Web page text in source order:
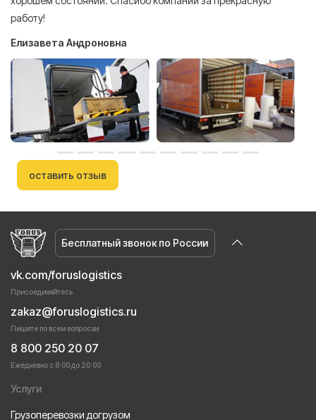
работу!
Елизавета Андроновна
оставить отзыв
Бесплатный звонок по России
vk.com/foruslogistics
Присоединяйтесь
zakaz@foruslogistics.ru
Пишите по всем вопросаи
8 800 250 20 07
Ежедневно с 8:00 до 20:00
Услуги
Грузоперевозки догрузом